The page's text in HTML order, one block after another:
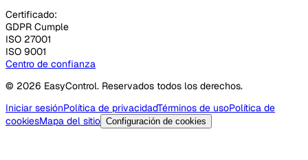
Certificado:
GDPR Cumple
ISO 27001
ISO 9001
Centro de confianza
© 2026 EasyControl. Reservados todos los derechos.
Iniciar sesiónPolítica de privacidadTérminos de usoPolítica de
cookiesMapa del sitio Configuración de cookies